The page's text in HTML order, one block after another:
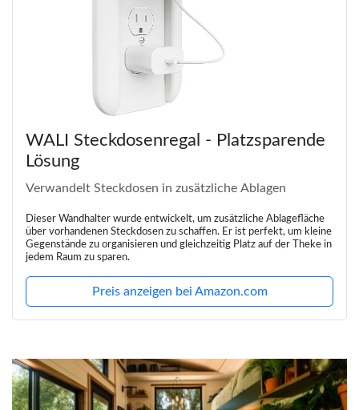
WALI Steckdosenregal - Platzsparende
Lösung
Verwandelt Steckdosen in zusätzliche Ablagen
Dieser Wandhalter wurde entwickelt, um zusätzliche Ablagefläche
über vorhandenen Steckdosen zu schaffen. Er ist perfekt, um kleine
Gegenstände zu organisieren und gleichzeitig Platz auf der Theke in
jedem Raum zu sparen.
Preis anzeigen bei Amazon.com